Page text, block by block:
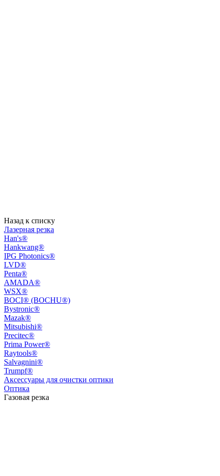
Назад к списку
Лазерная резка
Han's®
Hankwang®
IPG Photonics®
LVD®
Penta®
AMADA®
WSX®
BOCI® (BOCHU®)
Bystronic®
Mazak®
Mitsubishi®
Precitec®
Prima Power®
Raytools®
Salvagnini®
Trumpf®
Аксессуары для очистки оптики
Оптика
Газовая резка